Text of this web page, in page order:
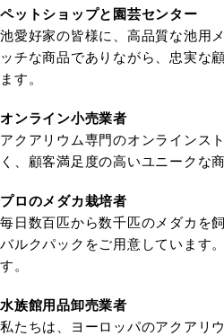
ペットショップと園芸センター
池愛好家の皆様に、高品質な池用
ッチな商品でありながら、忠実な
ます。
オンライン小売業者
アクアリウム専門のオンラインス
く、顧客満足度の高いユニークな商
プロのメダカ栽培者
毎日数百匹から数千匹のメダカを
バルクパックをご用意しています
す。
水族館用品卸売業者
私たちは、ヨーロッパのアクアリ